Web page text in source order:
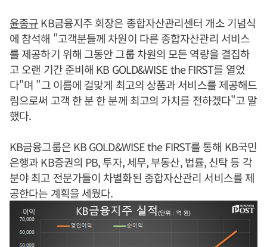
윤종규KB금융지주 회장은 종합자산관리센터 개소 기념식
에 참석해 "고객분들께 차원이 다른 종합자산관리 서비스
를 제공하기 위해 그동안 그룹 차원의 모든 역량을 결집하
고 오랜 기간 준비해 KB GOLD&WISE the FIRST를 열었
다"며 "그 이름에 걸맞게 최고의 상품과 서비스를 제공해드
림으로써 고객 한 분 한 분께 최고의 가치를 전하겠다"고 말
했다.
KB금융그룹은 KB GOLD&WISE the FIRST를 통해 KB국민
은행과 KB증권의 PB, 투자, 세무, 부동산, 법률, 신탁 등 각
분야 최고 전문가들이 차별화된 종합자산관리 서비스를 제
공한다는 계획을 세웠다.